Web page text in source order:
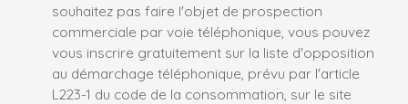
souhaitez pas faire l'objet de prospection
commerciale par voie téléphonique, vous pouvez
vous inscrire gratuitement sur la liste d'opposition
au démarchage téléphonique, prévu par l'article
L223-1 du code de la consommation, sur le site